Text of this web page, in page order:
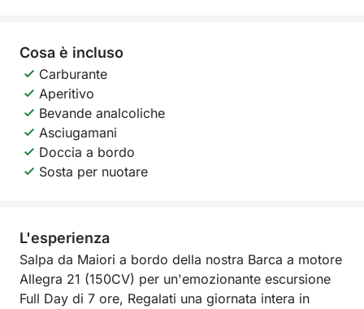
Cosa è incluso
Carburante
Aperitivo
Bevande analcoliche
Asciugamani
Doccia a bordo
Sosta per nuotare
L'esperienza
Salpa da Maiori a bordo della nostra Barca a motore
Allegra 21 (150CV) per un'emozionante escursione
Full Day di 7 ore, Regalati una giornata intera in